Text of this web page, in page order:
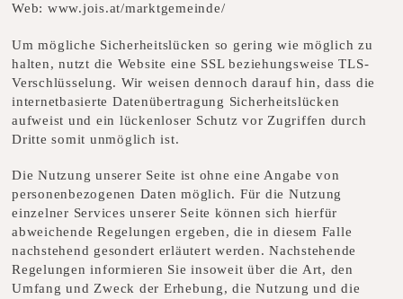
Web: www.jois.at/marktgemeinde/
Um mögliche Sicherheitslücken so gering wie möglich zu
halten, nutzt die Website eine SSL beziehungsweise TLS-
Verschlüsselung. Wir weisen dennoch darauf hin, dass die
internetbasierte Datenübertragung Sicherheitslücken
aufweist und ein lückenloser Schutz vor Zugriffen durch
Dritte somit unmöglich ist.
Die Nutzung unserer Seite ist ohne eine Angabe von
personenbezogenen Daten möglich. Für die Nutzung
einzelner Services unserer Seite können sich hierfür
abweichende Regelungen ergeben, die in diesem Falle
nachstehend gesondert erläutert werden. Nachstehende
Regelungen informieren Sie insoweit über die Art, den
Umfang und Zweck der Erhebung, die Nutzung und die